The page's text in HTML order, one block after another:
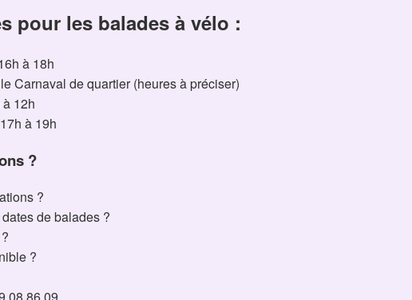
pour les balades à vélo :
à 18h
Carnaval de quartier (heures à préciser)
12h
à 19h
?
?
de balades ?
?
08 86 09.